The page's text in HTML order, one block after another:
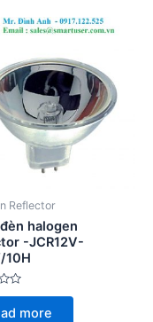
Reflector
halogen
-JCR12V-
10H
more